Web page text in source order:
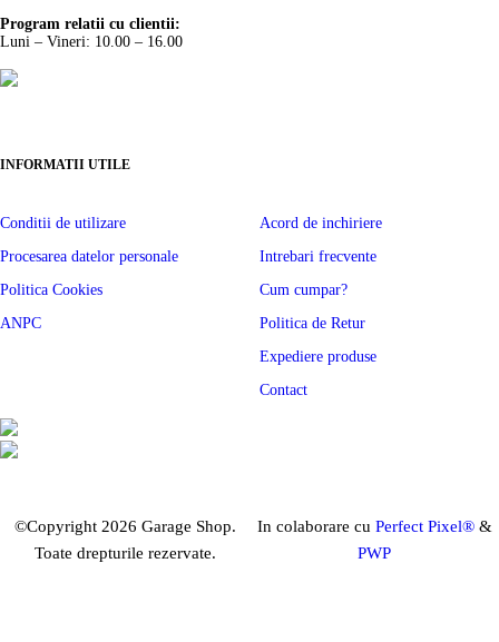
Program relatii cu clientii:
Luni – Vineri: 10.00 – 16.00
INFORMATII UTILE
Conditii de utilizare
Procesarea datelor personale
Politica Cookies
ANPC
Acord de inchiriere
Intrebari frecvente
Cum cumpar?
Politica de Retur
Expediere produse
Contact
©Copyright 2026 Garage Shop.
Toate drepturile rezervate.
In colaborare cu Perfect Pixel®&
PWP